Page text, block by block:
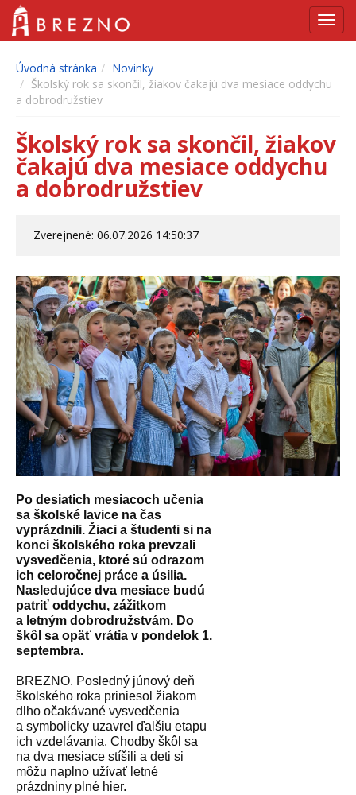
Úvodná stránka
Novinky
Školský rok sa skončil, žiakov čakajú dva mesiace oddychu
a dobrodružstiev
Školský rok sa skončil, žiakov
čakajú dva mesiace oddychu
a dobrodružstiev
Zverejnené: 06.07.2026 14:50:37
Po desiatich mesiacoch učenia
sa školské lavice na čas
vyprázdnili. Žiaci a študenti si na
konci školského roka prevzali
vysvedčenia, ktoré sú odrazom
ich celoročnej práce a úsilia.
Nasledujúce dva mesiace budú
patriť oddychu, zážitkom
a letným dobrodružstvám. Do
škôl sa opäť vrátia v pondelok 1.
septembra.
BREZNO. Posledný júnový deň
školského roka priniesol žiakom
dlho očakávané vysvedčenia
a symbolicky uzavrel ďalšiu etapu
ich vzdelávania. Chodby škôl sa
na dva mesiace stíšili a deti si
môžu naplno užívať letné
prázdniny plné hier.